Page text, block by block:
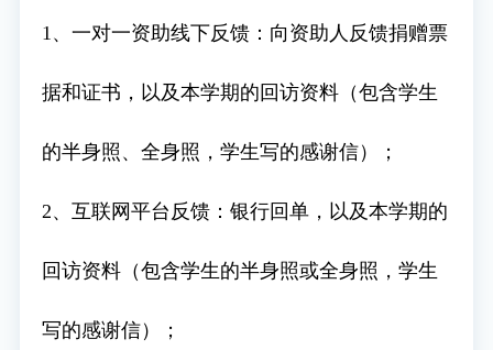
1、一对一资助线下反馈：向资助人反馈捐赠票
据和证书，以及本学期的回访资料（包含学生
的半身照、全身照，学生写的感谢信）；
2、互联网平台反馈：银行回单，以及本学期的
回访资料（包含学生的半身照或全身照，学生
写的感谢信）；